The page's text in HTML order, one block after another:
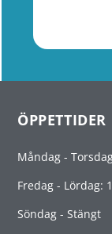
ÖPPETTIDER
Måndag -
Fredag - Lördag:
Söndag - Stängt